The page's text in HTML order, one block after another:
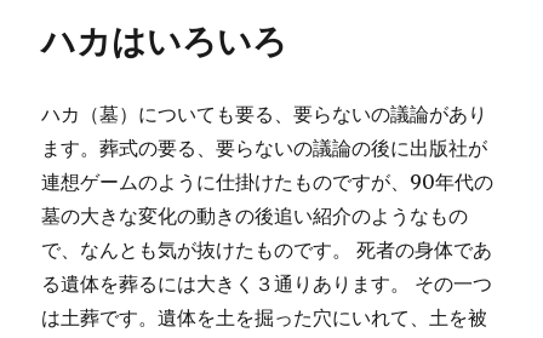
ー
地
教
法
へ
の
ハカはいろいろ
ハカ（墓）についても要る、要らないの議論があり
ます。葬式の要る、要らないの議論の後に出版社が
連想ゲームのように仕掛けたものですが、90年代の
墓の大きな変化の動きの後追い紹介のようなもの
で、なんとも気が抜けたものです。 死者の身体であ
る遺体を葬るには大きく３通りあります。 その一つ
は土葬です。遺体を土を掘った穴にいれて、土を被